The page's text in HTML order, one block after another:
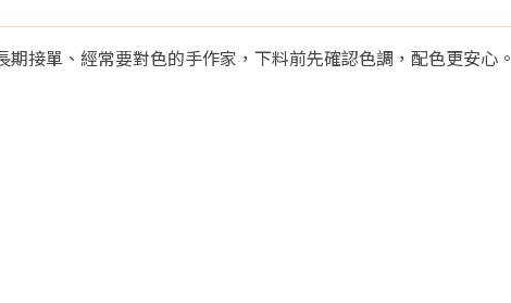
接單、經常要對色的手作家，下料前先確認色調，配色更安心。